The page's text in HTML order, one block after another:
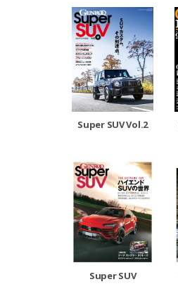
Super SUV Vol.2
Super SUV